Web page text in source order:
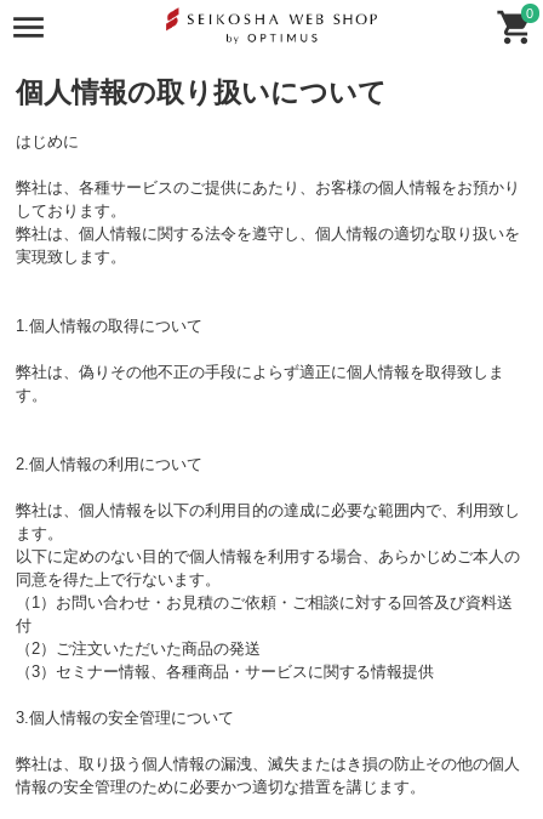
0
個人情報の取り扱いについて
はじめに
弊社は、各種サービスのご提供にあたり、お客様の個人情報をお預かり
しております。
弊社は、個人情報に関する法令を遵守し、個人情報の適切な取り扱いを
実現致します。
1.個人情報の取得について
弊社は、偽りその他不正の手段によらず適正に個人情報を取得致しま
す。
2.個人情報の利用について
弊社は、個人情報を以下の利用目的の達成に必要な範囲内で、利用致し
ます。
以下に定めのない目的で個人情報を利用する場合、あらかじめご本人の
同意を得た上で行ないます。
（1）お問い合わせ・お見積のご依頼・ご相談に対する回答及び資料送
付
（2）ご注文いただいた商品の発送
（3）セミナー情報、各種商品・サービスに関する情報提供
3.個人情報の安全管理について
弊社は、取り扱う個人情報の漏洩、滅失またはき損の防止その他の個人
情報の安全管理のために必要かつ適切な措置を講じます。